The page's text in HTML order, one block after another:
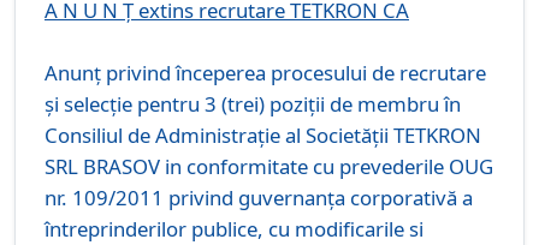
A N U N Ţ extins recrutare TETKRON CA
Anunţ privind începerea procesului de recrutare
şi selecţie pentru 3 (trei) poziţii de membru în
Consiliul de Administraţie al Societăţii TETKRON
SRL BRASOV in conformitate cu prevederile OUG
nr. 109/2011 privind guvernanța corporativă a
întreprinderilor publice, cu modificarile si